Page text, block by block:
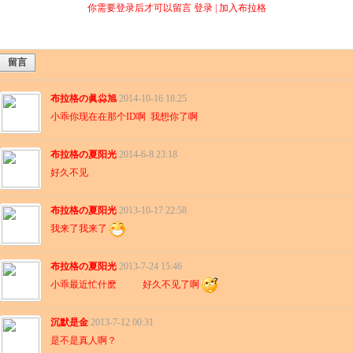
你需要登录后才可以留言 登录| 加入布拉格
留言
布拉格の眞尛旭 2014-10-16 18:25
小乖你现在在那个ID啊 我想你了啊
布拉格の夏阳光 2014-6-8 23:18
好久不见
布拉格の夏阳光 2013-10-17 22:58
我来了我来了
布拉格の夏阳光 2013-7-24 15:46
小乖最近忙什麽 好久不见了啊
沉默是金 2013-7-12 00:31
是不是真人啊？